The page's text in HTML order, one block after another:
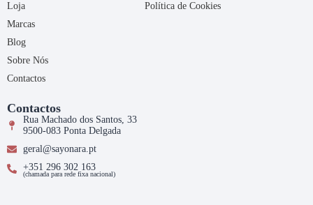
Loja
Marcas
Blog
Sobre Nós
Contactos
Política de Cookies
Contactos
Rua Machado dos Santos, 33
9500-083 Ponta Delgada
geral@sayonara.pt
+351 296 302 163
(chamada para rede fixa nacional)